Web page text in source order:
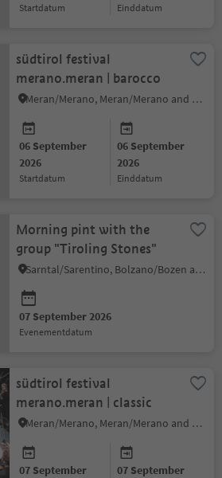
startdatum einddatum
südtirol festival
merano.meran | barocco
Meran/Merano, Meran/Merano and environs
06 September
2026
startdatum
06 September
2026
einddatum
Morning pint with the
group "Tiroling Stones"
Sarntal/Sarentino, Bolzano/Bozen and environs
07 September 2026
evenementdatum
südtirol festival
merano.meran | classic
Meran/Merano, Meran/Merano and environs
07 September
07 September